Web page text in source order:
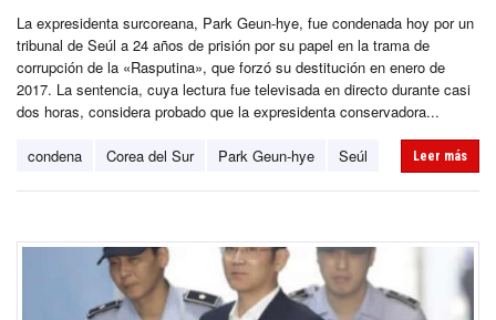
La expresidenta surcoreana, Park Geun-hye, fue condenada hoy por un
tribunal de Seúl a 24 años de prisión por su papel en la trama de
corrupción de la «Rasputina», que forzó su destitución en enero de
2017. La sentencia, cuya lectura fue televisada en directo durante casi
dos horas, considera probado que la expresidenta conservadora...
condena Corea del Sur Park Geun-hye Seúl Leer más